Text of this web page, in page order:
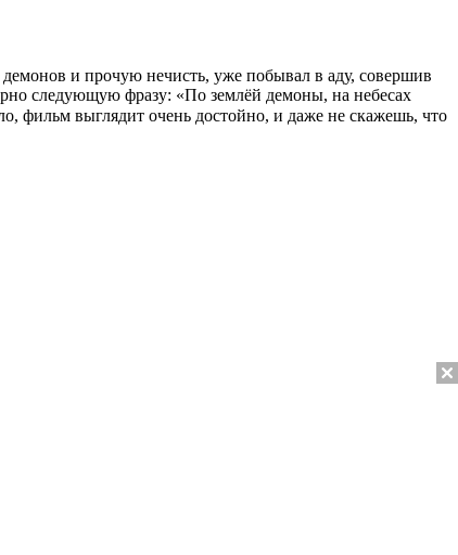
и прочую нечисть, уже побывал в аду, совершив
следующую фразу: «По землёй демоны, на небесах
фильм выглядит очень достойно, и даже не скажешь, что